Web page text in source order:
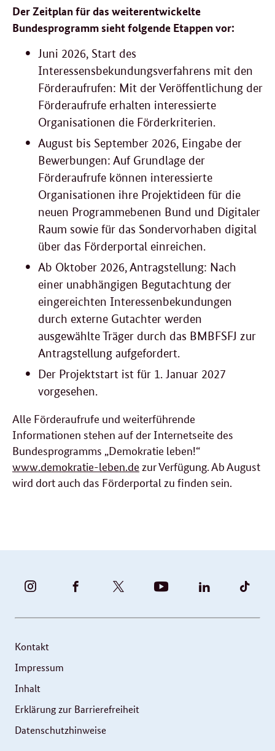
Der Zeitplan für das weiterentwickelte
Bundesprogramm sieht folgende Etappen vor:
Juni 2026, Start des
Interessensbekundungsverfahrens mit den
Förderaufrufen: Mit der Veröffentlichung der
Förderaufrufe erhalten interessierte
Organisationen die Förderkriterien.
August bis September 2026, Eingabe der
Bewerbungen: Auf Grundlage der
Förderaufrufe können interessierte
Organisationen ihre Projektideen für die
neuen Programmebenen Bund und Digitaler
Raum sowie für das Sondervorhaben digital
über das Förderportal einreichen.
Ab Oktober 2026, Antragstellung: Nach
einer unabhängigen Begutachtung der
eingereichten Interessenbekundungen
durch externe Gutachter werden
ausgewählte Träger durch das BMBFSFJ zur
Antragstellung aufgefordert.
Der Projektstart ist für 1. Januar 2027
vorgesehen.
Alle Förderaufrufe und weiterführende
Informationen stehen auf der Internetseite des
Bundesprogramms „Demokratie leben!“
www.demokratie-leben.de zur Verfügung. Ab August
wird dort auch das Förderportal zu finden sein.
BUNDESFAMILIENMINISTERIUM
INSTAGRAM
UND
VIDEOS
BUNDESFAMILIENMINISTERIUM
FACEBOOK
FAMILIENMINISTERIUM
|
BMBFSFJ
YOUTUBE
BMFSFJ
LINKEDIN
Kontakt
Impressum
Inhalt
Erklärung zur Barrierefreiheit
Datenschutzhinweise